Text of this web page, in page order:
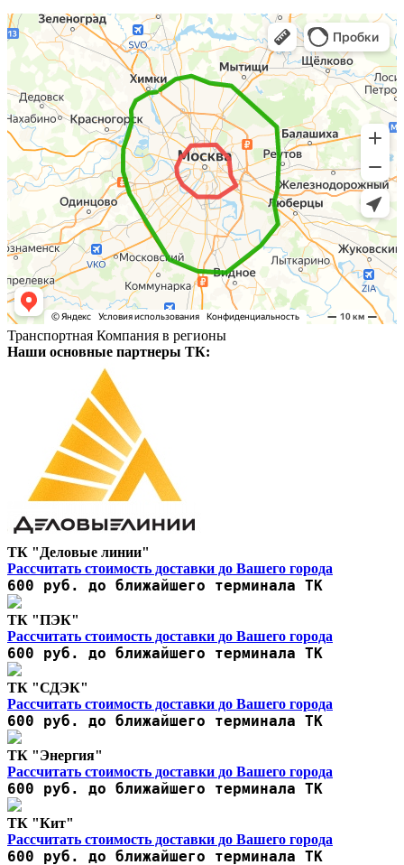
Транспортная Компания в регионы
Наши основные партнеры ТК:
ТК "Деловые линии"
Рассчитать стоимость доставки до Вашего города
600 руб. до ближайшего терминала ТК
ТК "ПЭК"
Рассчитать стоимость доставки до Вашего города
600 руб. до ближайшего терминала ТК
ТК "СДЭК"
Рассчитать стоимость доставки до Вашего города
600 руб. до ближайшего терминала ТК
ТК "Энергия"
Рассчитать стоимость доставки до Вашего города
600 руб. до ближайшего терминала ТК
ТК "Кит"
Рассчитать стоимость доставки до Вашего города
600 руб. до ближайшего терминала ТК